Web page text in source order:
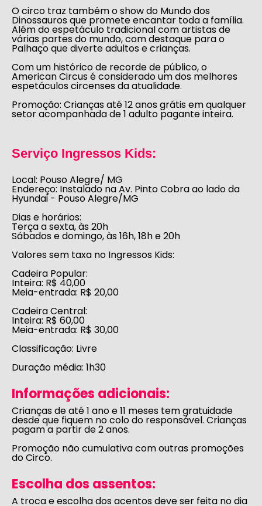
O circo traz também o show do Mundo dos
Dinossauros que promete encantar toda a família.
Além do espetáculo tradicional com artistas de
várias partes do mundo, com destaque para o
Palhaço que diverte adultos e crianças.
Com um histórico de recorde de público, o
American Circus é considerado um dos melhores
espetáculos circenses da atualidade.
Promoção: Crianças até 12 anos grátis em qualquer
setor acompanhada de 1 adulto pagante inteira.
Serviço Ingressos Kids:
Local: Pouso Alegre/ MG
Endereço: Instalado na Av. Pinto Cobra ao lado da
Hyundai - Pouso Alegre/MG
Dias e horários:
Terça a sexta, às 20h
Sábados e domingo, às 16h, 18h e 20h
Valores sem taxa no Ingressos Kids:
Cadeira Popular:
Inteira: R$ 40,00
Meia-entrada: R$ 20,00
Cadeira Central:
Inteira: R$ 60,00
Meia-entrada: R$ 30,00
Classificação: Livre
Duração média: 1h30
Informações adicionais:
Crianças de até 1 ano e 11 meses tem gratuidade
desde que fiquem no colo do responsável. Crianças
pagam a partir de 2 anos.
Promoção não cumulativa com outras promoções
do Circo.
Escolha dos assentos:
A troca e escolha dos acentos deve ser feita no dia